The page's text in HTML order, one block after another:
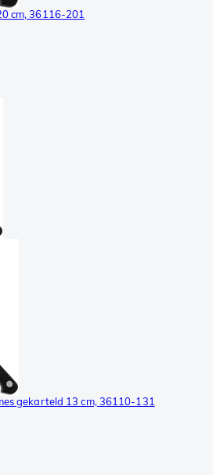
cm, 36116-201
gekarteld 13 cm, 36110-131